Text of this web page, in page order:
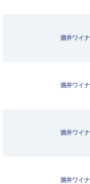
酒井ワイ
酒井ワイ
酒井ワイ
酒井ワイ